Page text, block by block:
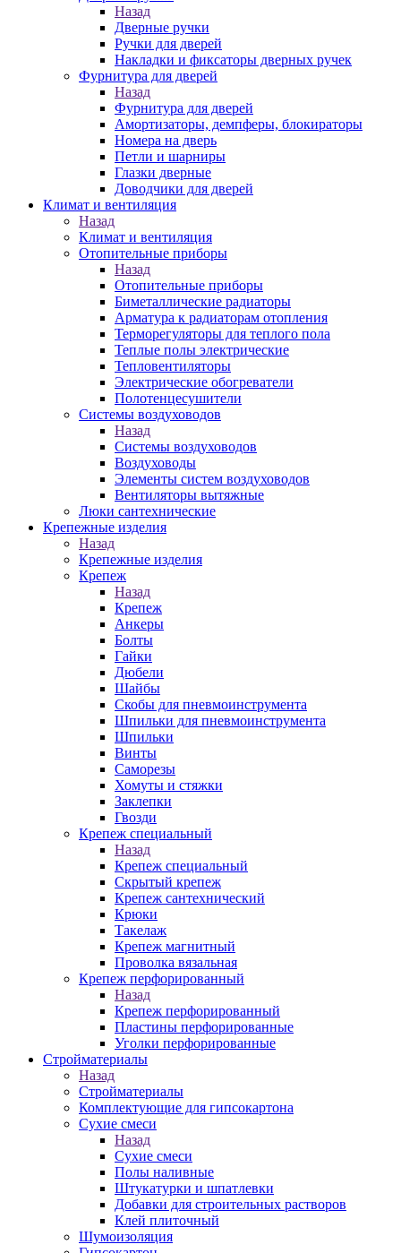
Назад
Дверные ручки
Ручки для дверей
Накладки и фиксаторы дверных ручек
Фурнитура для дверей
Назад
Фурнитура для дверей
Амортизаторы, демпферы, блокираторы
Номера на дверь
Петли и шарниры
Глазки дверные
Доводчики для дверей
Климат и вентиляция
Назад
Климат и вентиляция
Отопительные приборы
Назад
Отопительные приборы
Биметаллические радиаторы
Арматура к радиаторам отопления
Терморегуляторы для теплого пола
Теплые полы электрические
Тепловентиляторы
Электрические обогреватели
Полотенцесушители
Системы воздуховодов
Назад
Системы воздуховодов
Воздуховоды
Элементы систем воздуховодов
Вентиляторы вытяжные
Люки сантехнические
Крепежные изделия
Назад
Крепежные изделия
Крепеж
Назад
Крепеж
Анкеры
Болты
Гайки
Дюбели
Шайбы
Скобы для пневмоинструмента
Шпильки для пневмоинструмента
Шпильки
Винты
Саморезы
Хомуты и стяжки
Заклепки
Гвозди
Крепеж специальный
Назад
Крепеж специальный
Скрытый крепеж
Крепеж сантехнический
Крюки
Такелаж
Крепеж магнитный
Проволка вязальная
Крепеж перфорированный
Назад
Крепеж перфорированный
Пластины перфорированные
Уголки перфорированные
Стройматериалы
Назад
Стройматериалы
Комплектующие для гипсокартона
Сухие смеси
Назад
Сухие смеси
Полы наливные
Штукатурки и шпатлевки
Добавки для строительных растворов
Клей плиточный
Шумоизоляция